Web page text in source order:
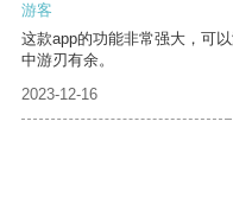
游客
这款app的功能非常强大，可
中游刃有余。
2023-12-16